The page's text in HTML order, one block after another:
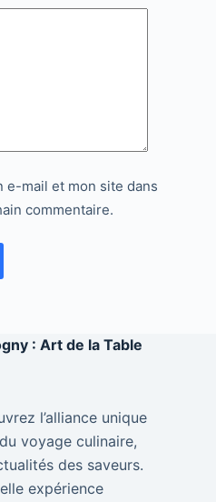
e-mail et mon site dans
commentaire.
: Art de la Table
l’alliance unique
voyage culinaire,
des saveurs.
expérience